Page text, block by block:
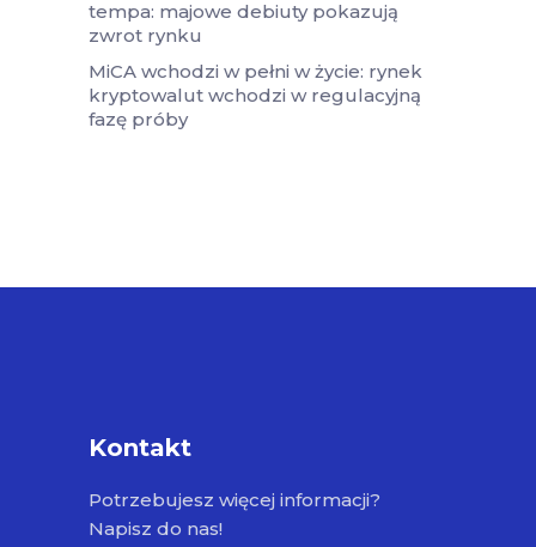
tempa: majowe debiuty pokazują
zwrot rynku
MiCA wchodzi w pełni w życie: rynek
kryptowalut wchodzi w regulacyjną
fazę próby
Kontakt
Potrzebujesz więcej informacji?
Napisz do nas!